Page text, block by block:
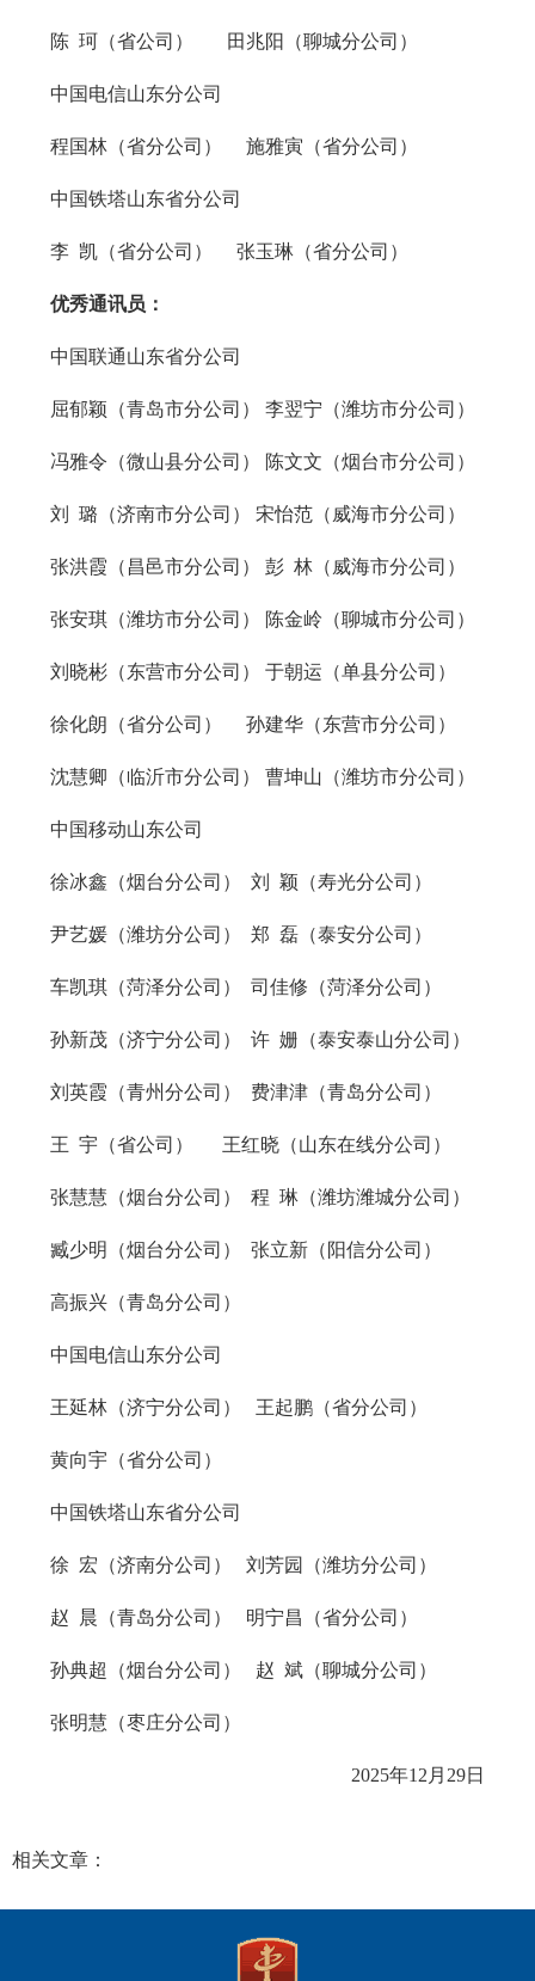
陈 珂（省公司） 田兆阳（聊城分公司）
中国电信山东分公司
程国林（省分公司） 施雅寅（省分公司）
中国铁塔山东省分公司
李 凯（省分公司） 张玉琳（省分公司）
优秀通讯员：
中国联通山东省分公司
屈郁颖（青岛市分公司） 李翌宁（潍坊市分公司）
冯雅令（微山县分公司） 陈文文（烟台市分公司）
刘 璐（济南市分公司） 宋怡范（威海市分公司）
张洪霞（昌邑市分公司） 彭 林（威海市分公司）
张安琪（潍坊市分公司） 陈金岭（聊城市分公司）
刘晓彬（东营市分公司） 于朝运（单县分公司）
徐化朗（省分公司） 孙建华（东营市分公司）
沈慧卿（临沂市分公司） 曹坤山（潍坊市分公司）
中国移动山东公司
徐冰鑫（烟台分公司） 刘 颖（寿光分公司）
尹艺媛（潍坊分公司） 郑 磊（泰安分公司）
车凯琪（菏泽分公司） 司佳修（菏泽分公司）
孙新茂（济宁分公司） 许 姗（泰安泰山分公司）
刘英霞（青州分公司） 费津津（青岛分公司）
王 宇（省公司） 王红晓（山东在线分公司）
张慧慧（烟台分公司） 程 琳（潍坊潍城分公司）
臧少明（烟台分公司） 张立新（阳信分公司）
高振兴（青岛分公司）
中国电信山东分公司
王延林（济宁分公司） 王起鹏（省分公司）
黄向宇（省分公司）
中国铁塔山东省分公司
徐 宏（济南分公司） 刘芳园（潍坊分公司）
赵 晨（青岛分公司） 明宁昌（省分公司）
孙典超（烟台分公司） 赵 斌（聊城分公司）
张明慧（枣庄分公司）
2025年12月29日
相关文章：